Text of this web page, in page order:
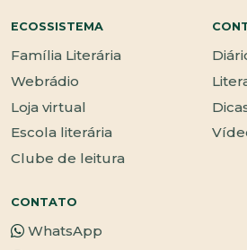
ECOSSISTEMA
Família Literária
Webrádio
Loja virtual
Escola literária
Clube de leitura
CONTATO
WhatsApp